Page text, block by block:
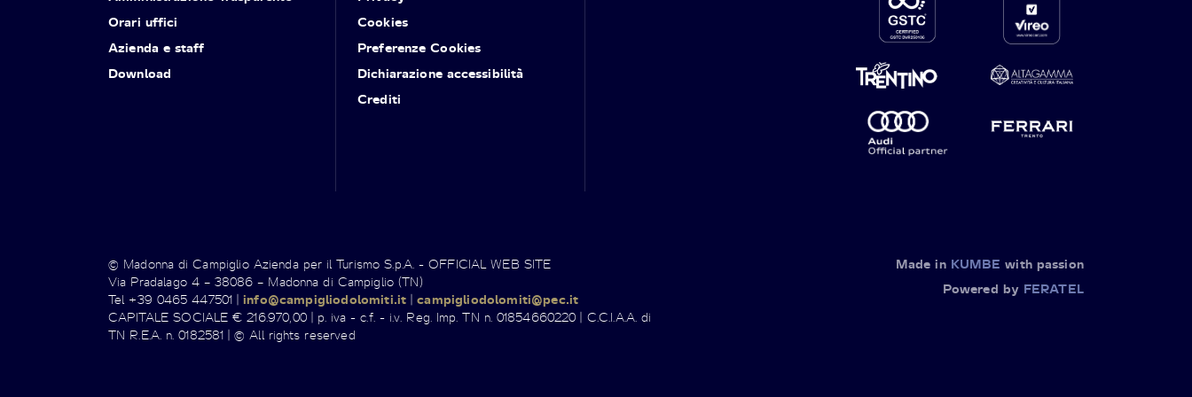
Orari uffici
Azienda e staff
Download
Cookies
Preferenze Cookies
Dichiarazione accessibilità
Crediti
© Madonna di Campiglio Azienda per il Turismo S.p.A. - OFFICIAL WEB SITE
Via Pradalago 4 – 38086 – Madonna di Campiglio (TN)
Tel +39 0465 447501 |info@campigliodolomiti.it |campigliodolomiti@pec.it
CAPITALE SOCIALE € 216.970,00 | p. iva - c.f. - i.v. Reg. Imp. TN n. 01854660220 | C.C.I.A.A. di
TN R.E.A. n. 0182581 | © All rights reserved
Made in KUMBE with passion
Powered by FERATEL